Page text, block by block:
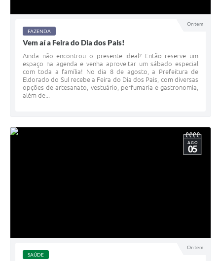
Ontem
FAZENDA
Vem aí a Feira do Dia dos Pais!
Ainda não encontrou o presente ideal? Então reserve um
espaço na agenda e venha aproveitar um sábado especial
com toda a família! No dia 8 de agosto, a Prefeitura de
Eldorado do Sul recebe a Feira do Dia dos Pais, com diversas
opções de artesanato, vestuário, perfumaria e gastronomia,
além de...
Ontem
AGO
05
SAÚDE